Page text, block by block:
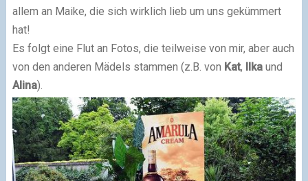
allem an Maike, die sich wirklich lieb um uns gekümmert
hat!
Es folgt eine Flut an Fotos, die teilweise von mir, aber auch
von den anderen Mädels stammen (z.B. von Kat, Ilkaund
Alina).